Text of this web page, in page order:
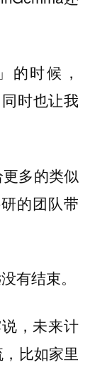
的时候，
时也让我
多的类似
的团队带
有结束。
，未来计
比如家里